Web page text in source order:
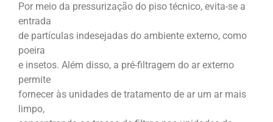
Por meio da pressurização do piso técnico, evita-se a
entrada
de partículas indesejadas do ambiente externo, como
poeira
e insetos. Além disso, a pré-filtragem do ar externo
permite
fornecer às unidades de tratamento de ar um ar mais
limpo,